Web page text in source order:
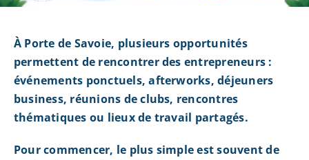
À Porte de Savoie, plusieurs opportunités
permettent de rencontrer des entrepreneurs :
événements ponctuels, afterworks, déjeuners
business, réunions de clubs, rencontres
thématiques ou lieux de travail partagés.
Pour commencer, le plus simple est souvent de